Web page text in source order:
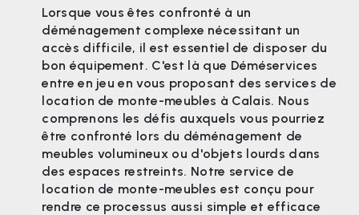
Lorsque vous êtes confronté à un
déménagement complexe nécessitant un
accès difficile, il est essentiel de disposer du
bon équipement. C'est là que Déméservices
entre en jeu en vous proposant des services de
location de monte-meubles à Calais. Nous
comprenons les défis auxquels vous pourriez
être confronté lors du déménagement de
meubles volumineux ou d'objets lourds dans
des espaces restreints. Notre service de
location de monte-meubles est conçu pour
rendre ce processus aussi simple et efficace